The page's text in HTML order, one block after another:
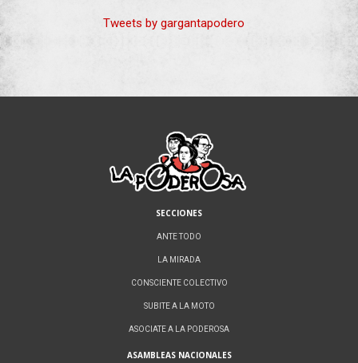
Tweets by gargantapodero
SECCIONES
ANTE TODO
LA MIRADA
CONSCIENTE COLECTIVO
SUBITE A LA MOTO
ASOCIATE A LA PODEROSA
ASAMBLEAS NACIONALES